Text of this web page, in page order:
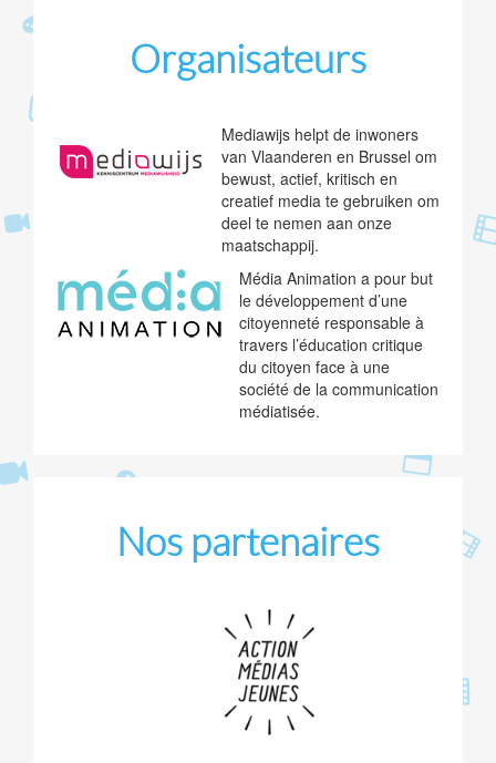
Organisateurs
Mediawijs helpt de inwoners
van Vlaanderen en Brussel om
bewust, actief, kritisch en
creatief media te gebruiken om
deel te nemen aan onze
maatschappij.
Média Animation a pour but
le développement d’une
citoyenneté responsable à
travers l’éducation critique
du citoyen face à une
société de la communication
médiatisée.
Nos partenaires